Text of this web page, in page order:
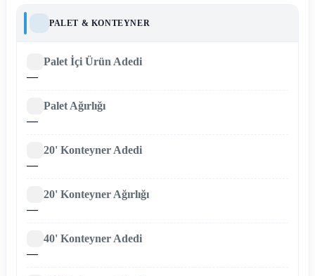
PALET & KONTEYNER
Palet İçi Ürün Adedi
—
Palet Ağırlığı
—
20' Konteyner Adedi
—
20' Konteyner Ağırlığı
—
40' Konteyner Adedi
—